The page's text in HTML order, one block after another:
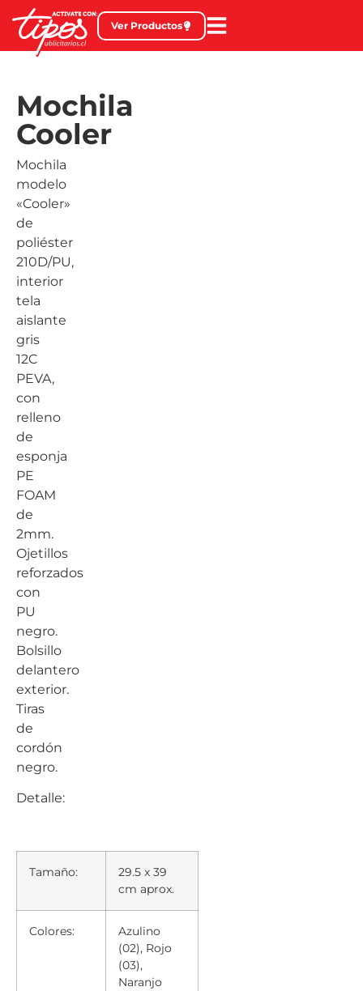
Ver Productos
Mochila
Cooler
Mochila
modelo
«Cooler»
de
poliéster
210D/PU,
interior
tela
aislante
gris
12C
PEVA,
con
relleno
de
esponja
PE
FOAM
de
2mm.
Ojetillos
reforzados
con
PU
negro.
Bolsillo
delantero
exterior.
Tiras
de
cordón
negro.
Detalle:
Tamaño:
29.5 x 39
cm aprox.
Colores:
Azulino
(02), Rojo
(03),
Naranjo